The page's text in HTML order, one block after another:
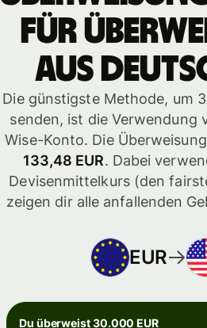
für
aus
Die günstigste Methode, um
senden, ist die Verwendung
Wise-Konto. Die
133,48 EUR. Dabei
Devisenmittelkurs (den
zeigen dir alle anfallenden
EUR
Du überweist 30.000 EUR